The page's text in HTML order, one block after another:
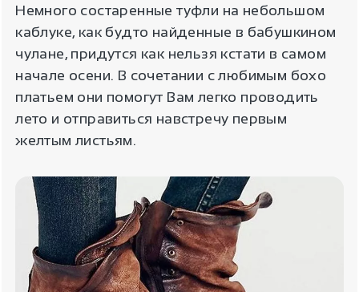
Немного состаренные туфли на небольшом
каблуке, как будто найденные в бабушкином
чулане, придутся как нельзя кстати в самом
начале осени. В сочетании с любимым бохо
платьем они помогут Вам легко проводить
лето и отправиться навстречу первым
желтым листьям.